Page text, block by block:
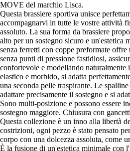
MOVE del marchio Lisca.
Questa brassiere sportiva unisce
accompagnarvi in tutte le vostre attività
assoluto. La sua forma da brassiere
alto per un sostegno sicuro e un'estetica
senza ferretti con coppe preformate
senza punti di pressione fastidiosi,
confortevole e modellando naturalmente
elastico e morbido, si adatta
una seconda pelle traspirante. Le
adattare precisamente il sostegno e si
Sono multi-posizione e possono essere
sostegno maggiore. Chiusura con
Questa collezione è un inno alla libertà
costrizioni, ogni pezzo è stato pensato
corpo con una dolcezza assoluta, come
È la fusione di un'estetica minimale con